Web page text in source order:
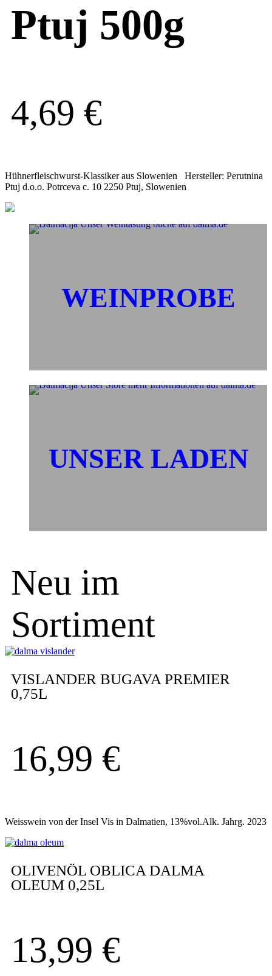
Ptuj 500g
4,69 €
Hühnerfleischwurst-Klassiker aus Slowenien Hersteller: Perutnina
Ptuj d.o.o. Potrceva c. 10 2250 Ptuj, Slowenien
WEINPROBE
UNSER LADEN
Neu im
Sortiment
VISLANDER BUGAVA PREMIER
0,75L
16,99 €
Weisswein von der Insel Vis in Dalmatien, 13%vol.Alk. Jahrg. 2023
OLIVENÖL OBLICA DALMA
OLEUM 0,25L
13,99 €